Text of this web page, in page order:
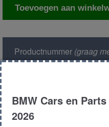
BobineToevoegen aan
Productnummer(graag
bellen):
Carroserie :
BMW Cars en
2026